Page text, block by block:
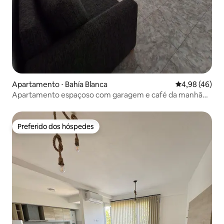
Apartamento ⋅ Bahía Blanca 4,98 de uma
4,98 (46)
Apartamento espaçoso com garagem e café da manhã
Preferido dos hóspedes
Preferido dos hóspedes